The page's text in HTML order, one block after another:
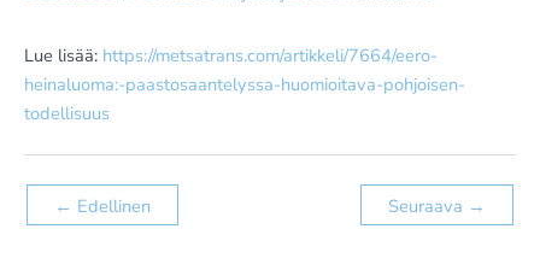
Lue lisää: https://metsatrans.com/artikkeli/7664/eero-
heinaluoma:-paastosaantelyssa-huomioitava-pohjoisen-
todellisuus
← Edellinen Seuraava →